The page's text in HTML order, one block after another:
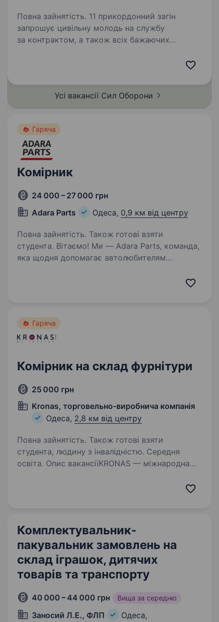
Повна зайнятість. 11 прикордонний загін
запрошує цивільну молодь на службу
за контрактом, а також всіх бажаючих
Усі вакансії Сил Оборони
Гаряча
Комірник
24 000 – 27 000 грн
Adara Parts
Одеса, 0,9 км від центру
Повна зайнятість. Також готові взяти
студента. Вітаємо! Ми — Adara Parts, команда,
яка щодня допомагає автолюбителям
автомобілів. Наша розбірка в Одесі постійно
Гаряча
Комірник на склад фурнітури
25 000 грн
Kronas, торговельно-виробнича компанія
Одеса, 2,8 км від центру
Повна зайнятість. Також готові взяти
студента, людину з інвалідністю. Середня
освіта. Опис вакансіїKRONAS — міжнародна
спеціалізується на виготовленні та продажу
Комплектувальник-
пакувальник замовлень на
склад іграшок, дитячих
товарів та транспорту
40 000 – 44 000 грн Вища за середню
Заносий Л.Е., ФЛП
Одеса,